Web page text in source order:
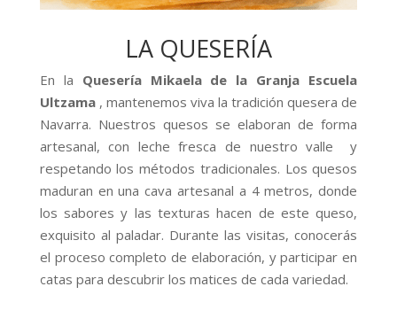
LA QUESERÍA
En la Quesería Mikaela de la Granja Escuela
Ultzama, mantenemos viva la tradición quesera de
Navarra. Nuestros quesos se elaboran de forma
artesanal, con leche fresca de nuestro valle y
respetando los métodos tradicionales. Los quesos
maduran en una cava artesanal a 4 metros, donde
los sabores y las texturas hacen de este queso,
exquisito al paladar. Durante las visitas, conocerás
el proceso completo de elaboración, y participar en
catas para descubrir los matices de cada variedad.